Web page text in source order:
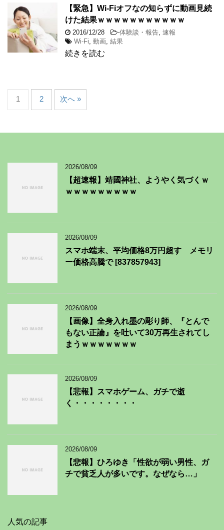
【緊急】Wi-Fiオフなの知らずに動画見続
けた結果ｗｗｗｗｗｗｗｗｗｗｗ
2016/12/28 -体験談・報告 速報
Wi-Fi 動画 結果
続きを読む
1 2 次へ »
2026/08/09
【超速報】靖國神社、ようやく気づくｗ
ｗｗｗｗｗｗｗｗｗ
2026/08/09
スマホ端末、平均価格8万円超す メモリ
ー価格高騰で [837857943]
2026/08/09
【画像】全身入れ墨の彫り師、『とんで
もない正論』を吐いて30万再生されてし
まうｗｗｗｗｗｗｗ
2026/08/09
【悲報】スマホゲーム、ガチで逝
く・・・・・・・・
2026/08/09
【悲報】ひろゆき「性欲が弱い男性、ガ
チで貧乏人が多いです。なぜなら…」
人気の記事